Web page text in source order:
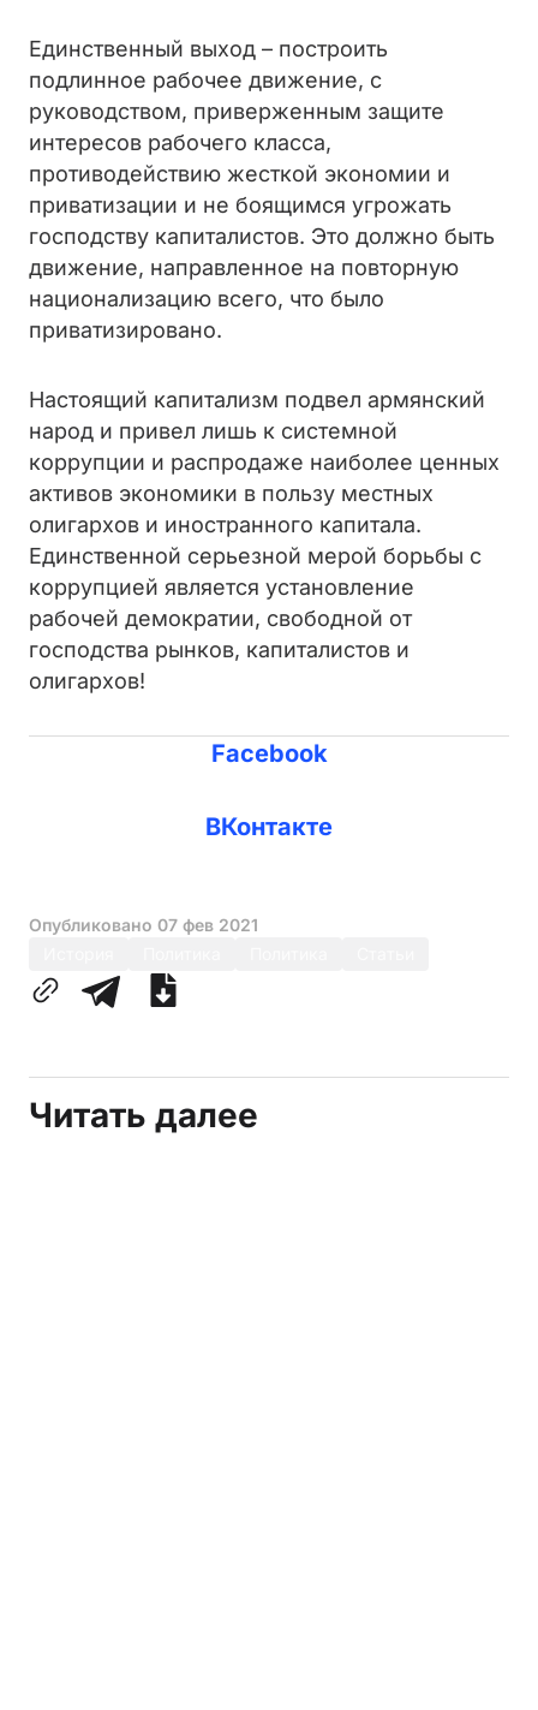
Единственный выход – построить
подлинное рабочее движение, с
руководством, приверженным защите
интересов рабочего класса,
противодействию жесткой экономии и
приватизации и не боящимся угрожать
господству капиталистов. Это должно быть
движение, направленное на повторную
национализацию всего, что было
приватизировано.
Настоящий капитализм подвел армянский
народ и привел лишь к системной
коррупции и распродаже наиболее ценных
активов экономики в пользу местных
олигархов и иностранного капитала.
Единственной серьезной мерой борьбы с
коррупцией является установление
рабочей демократии, свободной от
господства рынков, капиталистов и
олигархов!
Facebook
ВКонтакте
Опубликовано 07 фев 2021
Читать далее